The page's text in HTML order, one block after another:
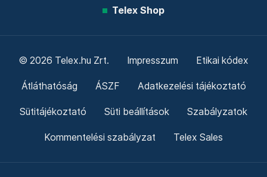
Telex Shop
© 2026 Telex.hu Zrt. Impresszum Etikai kódex
Átláthatóság ÁSZF Adatkezelési tájékoztató
Sütitájékoztató Süti beállítások Szabályzatok
Kommentelési szabályzat Telex Sales